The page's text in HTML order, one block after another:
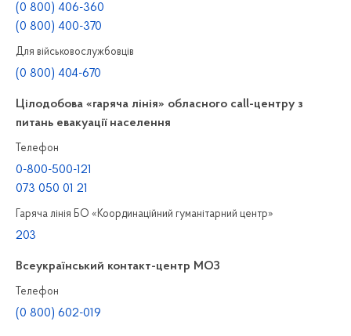
(0 800) 406-360
(0 800) 400-370
Для військовослужбовців
(0 800) 404-670
Цілодобова «гаряча лінія» обласного call-центру з
питань евакуації населення
Телефон
0-800-500-121
073 050 01 21
Гаряча лінія БО «Координаційний гуманітарний центр»
203
Всеукраїнський контакт-центр МОЗ
Телефон
(0 800) 602-019